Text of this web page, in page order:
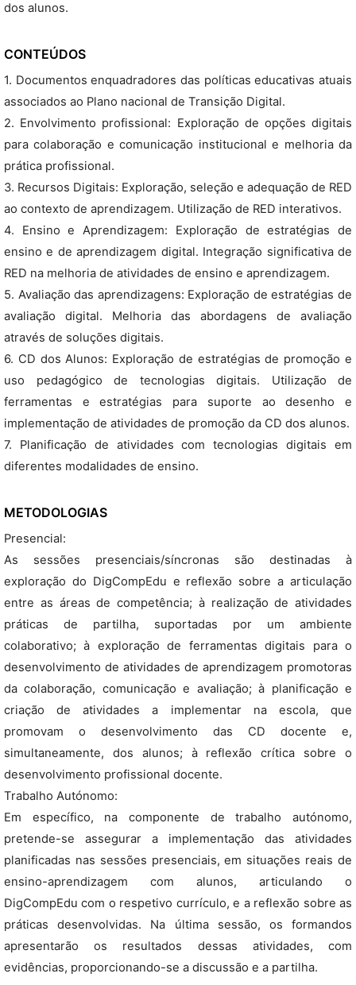
dos alunos.
CONTEÚDOS
1. Documentos enquadradores das políticas educativas atuais
associados ao Plano nacional de Transição Digital.
2. Envolvimento profissional: Exploração de opções digitais
para colaboração e comunicação institucional e melhoria da
prática profissional.
3. Recursos Digitais: Exploração, seleção e adequação de RED
ao contexto de aprendizagem. Utilização de RED interativos.
4. Ensino e Aprendizagem: Exploração de estratégias de
ensino e de aprendizagem digital. Integração significativa de
RED na melhoria de atividades de ensino e aprendizagem.
5. Avaliação das aprendizagens: Exploração de estratégias de
avaliação digital. Melhoria das abordagens de avaliação
através de soluções digitais.
6. CD dos Alunos: Exploração de estratégias de promoção e
uso pedagógico de tecnologias digitais. Utilização de
ferramentas e estratégias para suporte ao desenho e
implementação de atividades de promoção da CD dos alunos.
7. Planificação de atividades com tecnologias digitais em
diferentes modalidades de ensino.
METODOLOGIAS
Presencial:
As sessões presenciais/síncronas são destinadas à
exploração do DigCompEdu e reflexão sobre a articulação
entre as áreas de competência; à realização de atividades
práticas de partilha, suportadas por um ambiente
colaborativo; à exploração de ferramentas digitais para o
desenvolvimento de atividades de aprendizagem promotoras
da colaboração, comunicação e avaliação; à planificação e
criação de atividades a implementar na escola, que
promovam o desenvolvimento das CD docente e,
simultaneamente, dos alunos; à reflexão crítica sobre o
desenvolvimento profissional docente.
Trabalho Autónomo:
Em específico, na componente de trabalho autónomo,
pretende-se assegurar a implementação das atividades
planificadas nas sessões presenciais, em situações reais de
ensino-aprendizagem com alunos, articulando o
DigCompEdu com o respetivo currículo, e a reflexão sobre as
práticas desenvolvidas. Na última sessão, os formandos
apresentarão os resultados dessas atividades, com
evidências, proporcionando-se a discussão e a partilha.